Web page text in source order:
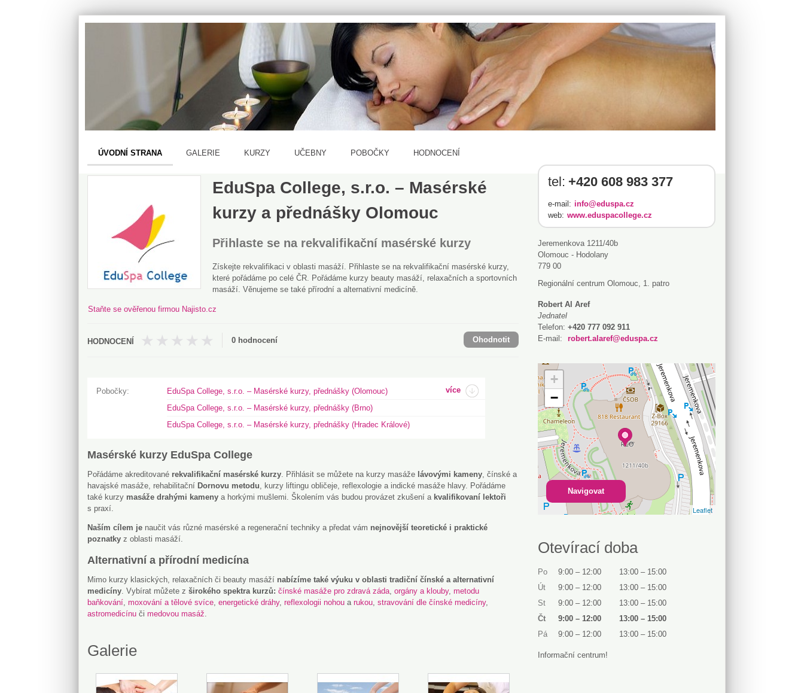
ÚVODNÍ STRANA GALERIE KURZY UČEBNY POBOČKY HODNOCENÍ
EduSpa College, s.r.o. – Masérské
kurzy a přednášky Olomouc
Přihlaste se na rekvalifikační masérské kurzy
Získejte rekvalifikaci v oblasti masáží. Přihlaste se na rekvalifikační masérské kurzy,
které pořádáme po celé ČR. Pořádáme kurzy beauty masáží, relaxačních a sportovních
masáží. Věnujeme se také přírodní a alternativní medicíně.
Staňte se ověřenou firmou Najisto.cz
0 hodnocení Ohodnotit
Pobočky
EduSpa College, s.r.o. – Masérské kurzy, přednášky (Olomouc)
EduSpa College, s.r.o. – Masérské kurzy, přednášky (Brno)
EduSpa College, s.r.o. – Masérské kurzy, přednášky (Hradec Králové)
více
Masérské kurzy EduSpa College
Pořádáme akreditované rekvalifikační masérské kurzy . Přihlásit se můžete na kurzy masáže lávovými kameny , čínské a
havajské masáže, rehabilitační Dornovu metodu , kurzy liftingu obličeje, reflexologie a indické masáže hlavy. Pořádáme
také kurzy masáže drahými kameny a horkými mušlemi. Školením vás budou provázet zkušení a kvalifikovaní lektoři
s praxí.
Naším cílem je naučit vás různé masérské a regenerační techniky a předat vám nejnovější teoretické i praktické
poznatky z oblasti masáží.
Alternativní a přírodní medicína
Mimo kurzy klasických, relaxačních či beauty masáží nabízíme také výuku v oblasti tradiční čínské a alternativní
medicíny . Vybírat můžete z širokého spektra kurzů: čínské masáže pro zdravá záda orgány a klouby, metodu
baňkování moxování a tělové svíce energetické dráhy, reflexologii nohou a rukou stravování dle čínské medicíny,
astromedicínu či medovou masáž
Galerie
tel: +420 608 983 377
e-mail: info@eduspa.cz
web: www.eduspacollege.cz
Jeremenkova 1211/40b
Olomouc - Hodolany
779 00
Regionální centrum Olomouc, 1. patro
Robert Al Aref
Jednatel
Telefon: +420 777 092 911
E-mail:
robert.alaref@eduspa.cz
+
−
Leaflet
Navigovat
Otevírací doba
Po 9:00 – 12:00 13:00 – 15:00
Út
9:00 – 12:00 13:00 – 15:00
St
9:00 – 12:00 13:00 – 15:00
Čt
9:00 – 12:00 13:00 – 15:00
Pá
9:00 – 12:00 13:00 – 15:00
Informační centrum!